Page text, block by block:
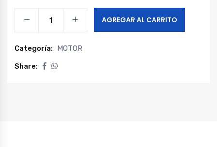
foton
tm3
AGREGAR AL CARRITO
Categoría: MOTOR
Share: